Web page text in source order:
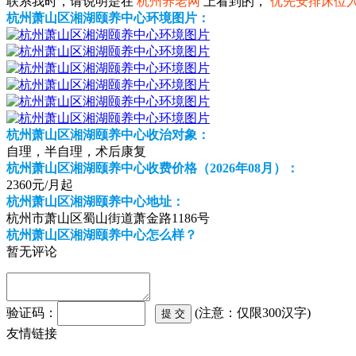
杭州萧山区湘湖颐养中心环境图片：
杭州萧山区湘湖颐养中心收治对象：
自理，半自理，术后康复
杭州萧山区湘湖颐养中心收费价格（2026年08月）：
2360元/月起
杭州萧山区湘湖颐养中心地址：
杭州市萧山区蜀山街道萧金路1186号
杭州萧山区湘湖颐养中心怎么样？
暂无评论
验证码：
(注意：仅限300汉字)
友情链接